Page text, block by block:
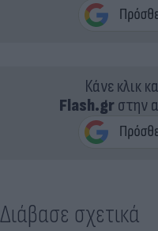
Κάνε κλικ
Flash.grστην
Διάβασε σχετικά